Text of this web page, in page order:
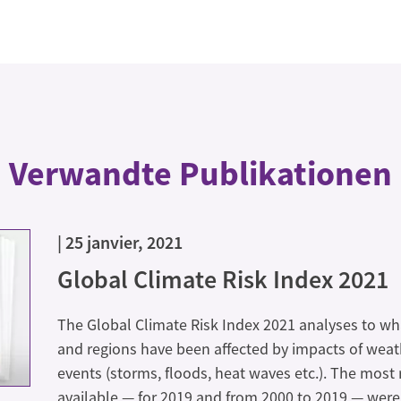
Verwandte Publikationen
25 janvier, 2021
Global Climate Risk Index 2021
The Global Climate Risk Index 2021 analyses to
and regions have been affected by impacts of
events (storms, floods, heat waves etc.). The most